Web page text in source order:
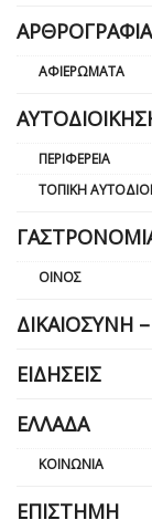
ΑΡΘΡΟΓΡΑΦΊΑ
ΑΦΙΕΡΏΜΑΤΑ
ΠΕΡΙΦΈΡΕΙΑ
ΤΟΠΙΚΉ
ΟΊΝΟΣ
ΔΙΚΑΙΟΣΎΝΗ
ΕΙΔΉΣΕΙΣ
ΕΛΛΆΔΑ
ΚΟΙΝΩΝΊΑ
ΕΠΙΣΤΉΜΗ